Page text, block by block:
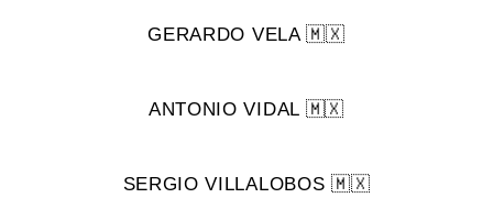
GERARDO VELA 🇲🇽
ANTONIO VIDAL 🇲🇽
SERGIO VILLALOBOS 🇲🇽